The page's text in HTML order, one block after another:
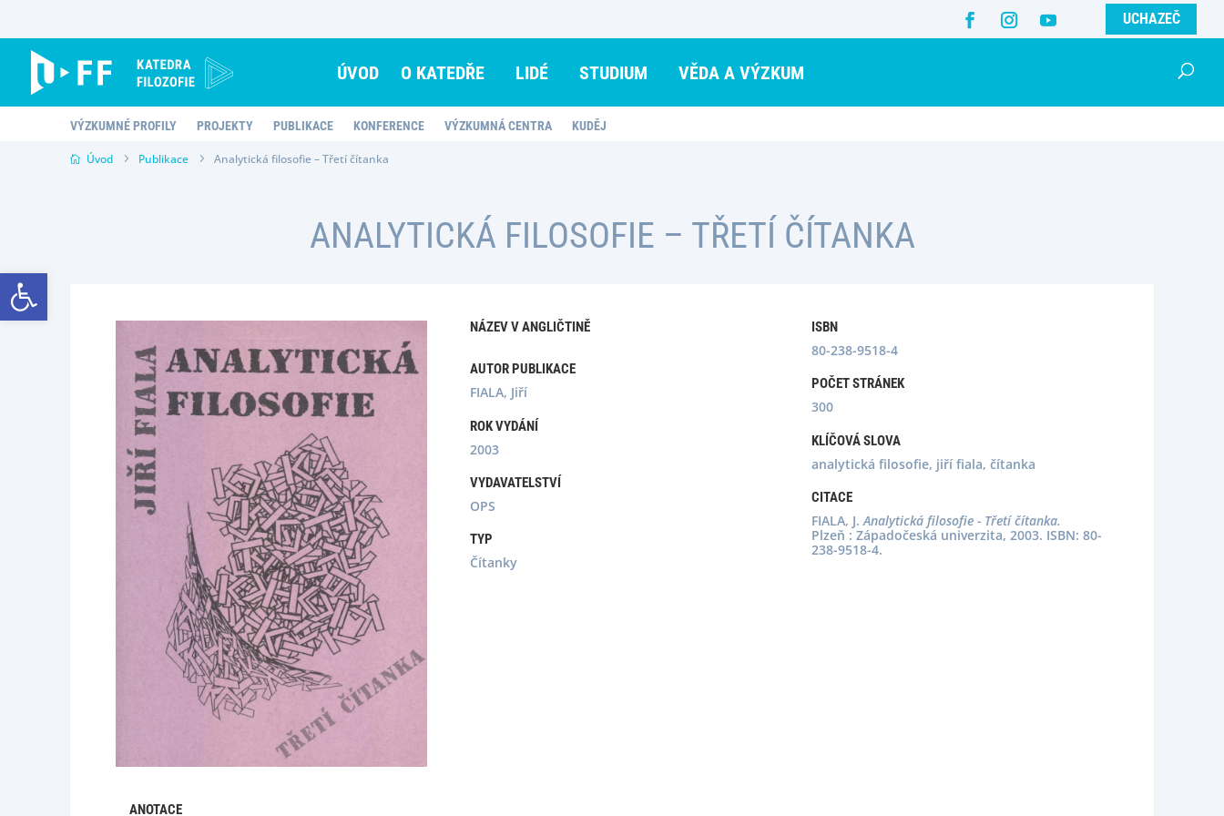
Open toolbar
UCHAZEČ
ÚVOD O KATEDŘE LIDÉ STUDIUM VĚDA A VÝZKUM
VÝZKUMNÉ PROFILY PROJEKTY PUBLIKACE KONFERENCE VÝZKUMNÁ CENTRA KUDĚJ
Úvod Publikace Analytická filosofie – Třetí čítanka
ANALYTICKÁ FILOSOFIE – TŘETÍ ČÍTANKA
NÁZEV V ANGLIČTINĚ
AUTOR PUBLIKACE
FIALA, Jiří
ROK VYDÁNÍ
2003
VYDAVATELSTVÍ
OPS
TYP
Čítanky
ISBN
80-238-9518-4
POČET STRÁNEK
300
KLÍČOVÁ SLOVA
analytická filosofie, jiří fiala, čítanka
CITACE
FIALA, J.Analytická filosofie - Třetí čítanka.
Plzeň : Západočeská univerzita, 2003. ISBN: 80-
238-9518-4.
ANOTACE